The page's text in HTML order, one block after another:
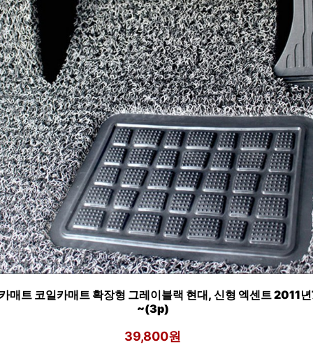
매트 코일카매트 확장형 그레이블랙 현대, 신형 엑센트 2011
~(3p)
39,800원